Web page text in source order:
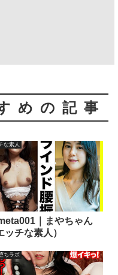
めの記事
な素人
｜まやちゃん
ッチな素人）
ちラボ